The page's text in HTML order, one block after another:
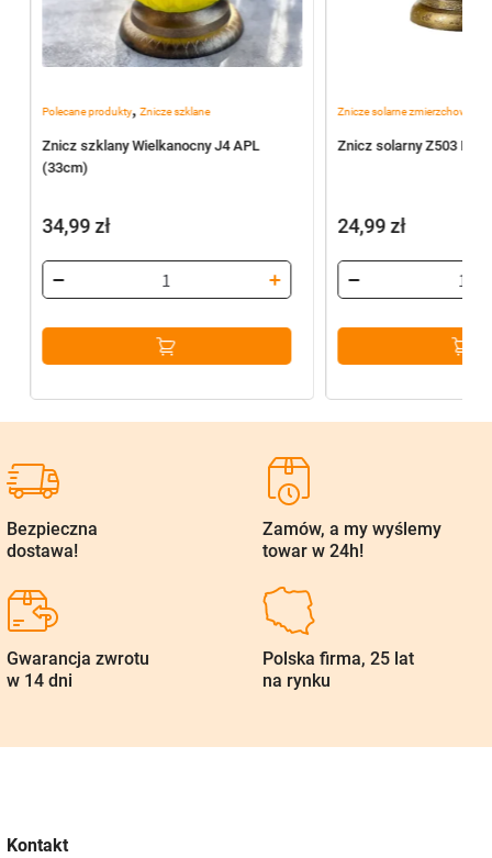
Polecane produkty, Znicze szklane
Znicz szklany Wielkanocny J4 APL
(33cm)
34,99zł
Znicze solarne zmierzchowe
Znicz solarny Z503
24,99zł
Bezpieczna
dostawa!
Zamów, a my wyślemy
towar w 24h!
Gwarancja zwrotu
w 14 dni
Polska firma, 25 lat
na rynku
Kontakt